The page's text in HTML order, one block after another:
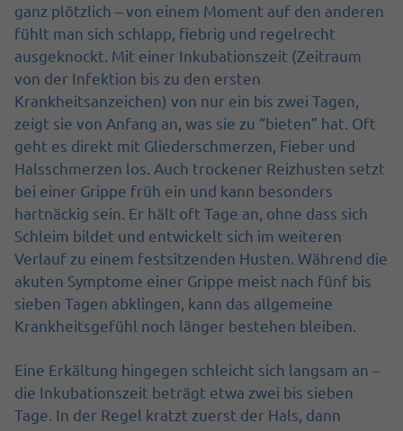
ganz plötzlich – von einem Moment auf den anderen
fühlt man sich schlapp, fiebrig und regelrecht
ausgeknockt. Mit einer Inkubationszeit (Zeitraum
von der Infektion bis zu den ersten
Krankheitsanzeichen) von nur ein bis zwei Tagen,
zeigt sie von Anfang an, was sie zu “bieten” hat. Oft
geht es direkt mit Gliederschmerzen, Fieber und
Halsschmerzen los. Auch trockener Reizhusten setzt
bei einer Grippe früh ein und kann besonders
hartnäckig sein. Er hält oft Tage an, ohne dass sich
Schleim bildet und entwickelt sich im weiteren
Verlauf zu einem festsitzenden Husten. Während die
akuten Symptome einer Grippe meist nach fünf bis
sieben Tagen abklingen, kann das allgemeine
Krankheitsgefühl noch länger bestehen bleiben.
Eine Erkältung hingegen schleicht sich langsam an –
die Inkubationszeit beträgt etwa zwei bis sieben
Tage. In der Regel kratzt zuerst der Hals, dann